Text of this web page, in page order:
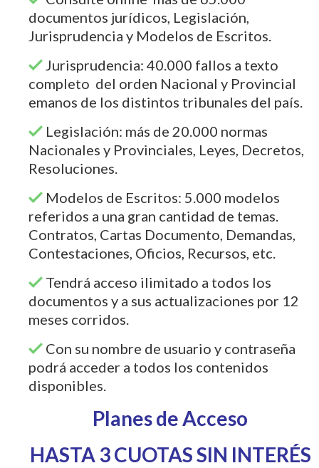
documentos jurídicos, Legislación,
Jurisprudencia y Modelos de Escritos.
Jurisprudencia: 40.000 fallos a texto
completo del orden Nacional y Provincial
emanos de los distintos tribunales del país.
Legislación: más de 20.000 normas
Nacionales y Provinciales, Leyes, Decretos,
Resoluciones.
Modelos de Escritos: 5.000 modelos
referidos a una gran cantidad de temas.
Contratos, Cartas Documento, Demandas,
Contestaciones, Oficios, Recursos, etc.
Tendrá acceso ilimitado a todos los
documentos y a sus actualizaciones por 12
meses corridos.
Con su nombre de usuario y contraseña
podrá acceder a todos los contenidos
disponibles.
Planes de Acceso
HASTA 3 CUOTAS SIN INTERÉS